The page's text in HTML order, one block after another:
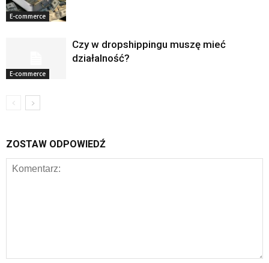
E-commerce
E-commerce
Czy w dropshippingu muszę mieć
działalność?
ZOSTAW ODPOWIEDŹ